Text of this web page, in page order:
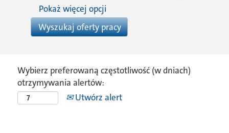
Pokaż więcej opcji
Wybierz preferowaną częstotliwość (w dniach)
otrzymywania alertów:
Utwórz alert